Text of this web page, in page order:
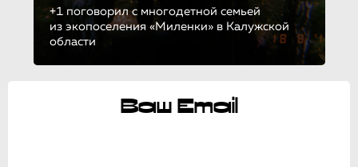
+1 поговорил с многодетной семьей
из экопоселения «Миленки» в Калужской
области
Ваш Email